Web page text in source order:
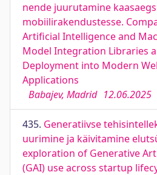
nende juurutamine
mobiilirakendustesse.
Artificial Intelligence and
Model Integration Libraries
Deployment into Modern
Applications
Babajev, Madrid 12.06.2025
435. Generatiivse
uurimine ja käivitamine
exploration of Generative
(GAI) use across startup